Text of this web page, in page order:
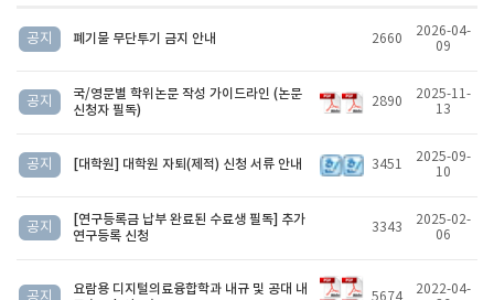
공지 폐기물 무단투기 금지 안내 2660
2026-04-
09
공지
국/영문별 학위논문 작성 가이드라인 (논문
신청자 필독)
2890
2025-11-
13
공지 [대학원] 대학원 자퇴(제적) 신청 서류 안내 3451
2025-09-
10
공지
[연구등록금 납부 완료된 수료생 필독] 추가
연구등록 신청
3343
2025-02-
06
요람용 디지털의료융합학과 내규 및 공대 내
2022-04-